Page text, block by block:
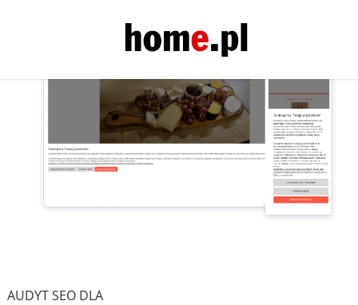
AUDYT SEO DLA